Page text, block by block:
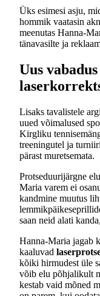
Üks esimesi asju,
hommik vaatasin
meenutas Hanna-
tänavasilte ja
Uus
Lisaks tavalistele
uued võimalused
Kirgliku
treeningutel ja
pärast muretsemata.
Protseduurijärgne
Maria varem ei
kandmine muutus
saan neid alati
Hanna-Maria jagab
kaaluvad
kõiki hirmudest üle
võib elu põhjalikult
kestab vaid mõned